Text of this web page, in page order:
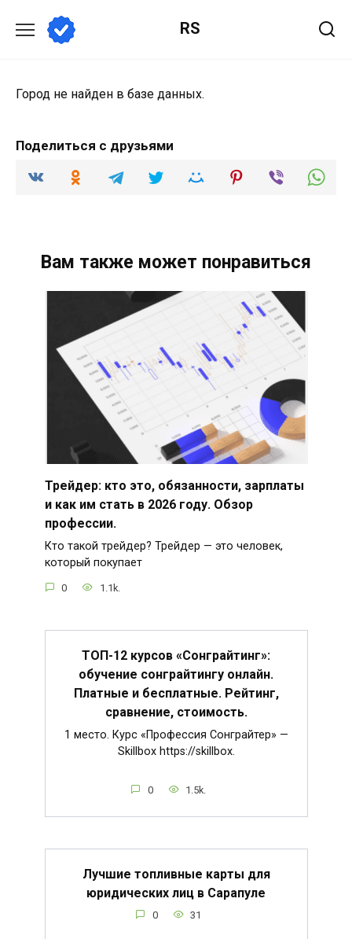
содержанию
RS
Город не найден в базе данных.
Поделиться с друзьями
Вам также может понравиться
Трейдер: кто это, обязанности, зарплаты
и как им стать в 2026 году. Обзор
профессии.
Кто такой трейдер? Трейдер — это человек,
который покупает
0 1.1k.
ТОП-12 курсов «Сонграйтинг»:
обучение сонграйтингу онлайн.
Платные и бесплатные. Рейтинг,
сравнение, стоимость.
1 место. Курс «Профессия Сонграйтер» —
Skillbox https://skillbox.
0 1.5k.
Лучшие топливные карты для
юридических лиц в Сарапуле
0 31